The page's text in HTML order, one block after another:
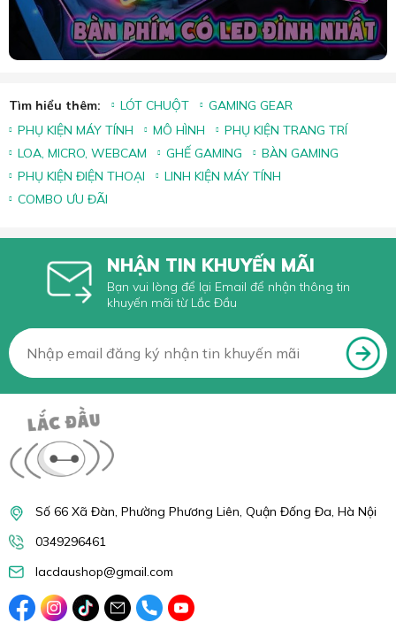
Tìm hiểu thêm: LÓT CHUỘT
GAMING GEAR
PHỤ KIỆN MÁY TÍNH
MÔ HÌNH
PHỤ KIỆN TRANG TRÍ
LOA, MICRO, WEBCAM
GHẾ GAMING
BÀN GAMING
PHỤ KIỆN ĐIỆN THOẠI
LINH KIỆN MÁY TÍNH
COMBO ƯU ĐÃI
NHẬN TIN KHUYẾN MÃI
Bạn vui lòng để lại Email để nhận thông tin
khuyến mãi từ Lắc Đầu
Số 66 Xã Đàn, Phường Phương Liên, Quận Đống Đa, Hà Nội
0349296461
lacdaushop@gmail.com